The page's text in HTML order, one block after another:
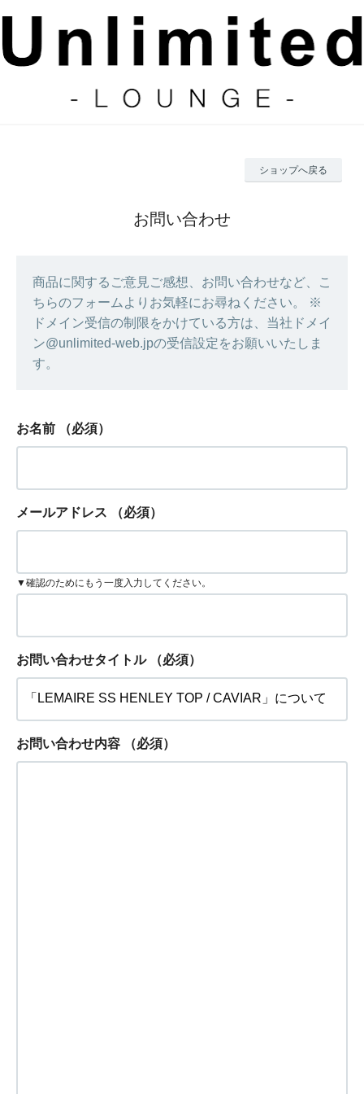
ショップへ戻る
お問い合わせ
商品に関するご意見ご感想、お問い合わせなど、こ
ちらのフォームよりお気軽にお尋ねください。 ※
ドメイン受信の制限をかけている方は、当社ドメイ
ン@unlimited-web.jpの受信設定をお願いいたしま
す。
お名前 （必須）
メールアドレス （必須）
▼確認のためにもう一度入力してください。
お問い合わせタイトル （必須）
お問い合わせ内容 （必須）